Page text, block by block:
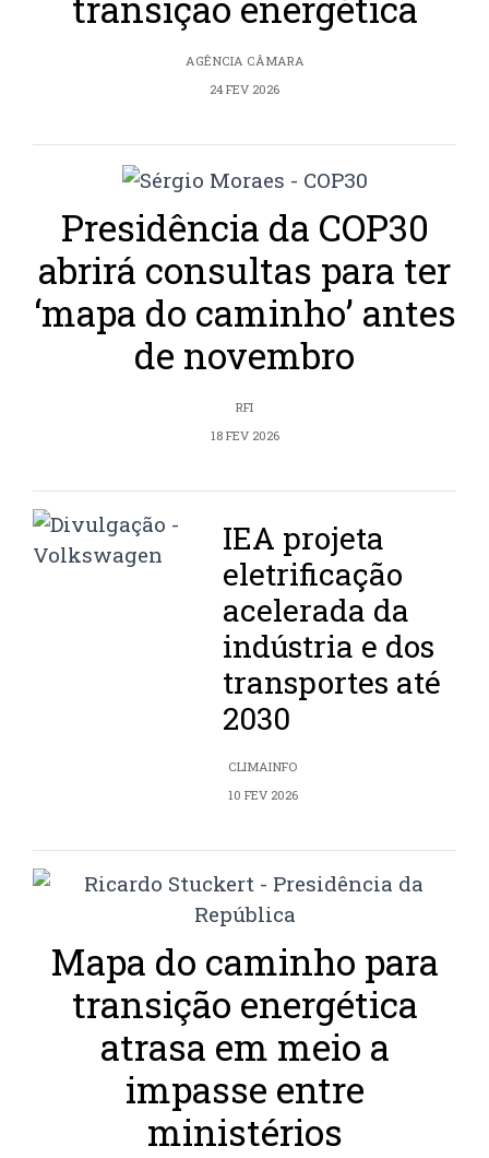
AGÊNCIA CÂMARA
24 FEV 2026
Presidência da COP30
abrirá consultas para ter
‘mapa do caminho’ antes
de novembro
RFI
18 FEV 2026
IEA projeta
eletrificação
acelerada da
indústria e dos
transportes até
2030
CLIMAINFO
10 FEV 2026
Mapa do caminho para
transição energética
atrasa em meio a
impasse entre
ministérios